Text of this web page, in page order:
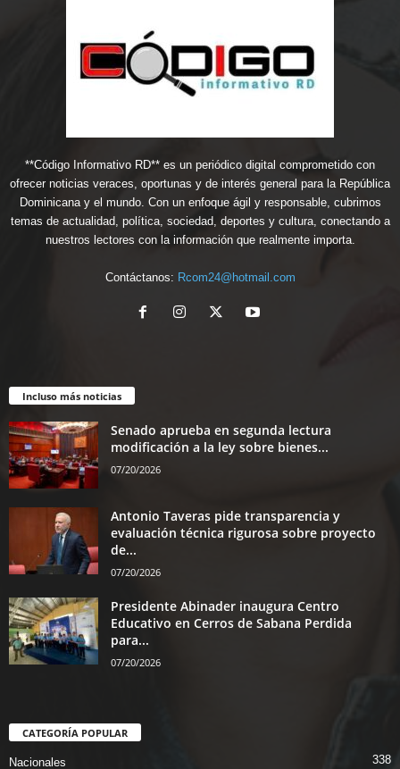
**Código Informativo RD** es un periódico digital comprometido con
ofrecer noticias veraces, oportunas y de interés general para la República
Dominicana y el mundo. Con un enfoque ágil y responsable, cubrimos
temas de actualidad, política, sociedad, deportes y cultura, conectando a
nuestros lectores con la información que realmente importa.
Contáctanos: Rcom24@hotmail.com
Incluso más noticias
Senado aprueba en segunda lectura
modificación a la ley sobre bienes...
07/20/2026
Antonio Taveras pide transparencia y
evaluación técnica rigurosa sobre proyecto
de...
07/20/2026
Presidente Abinader inaugura Centro
Educativo en Cerros de Sabana Perdida
para...
07/20/2026
CATEGORÍA POPULAR
Nacionales 338